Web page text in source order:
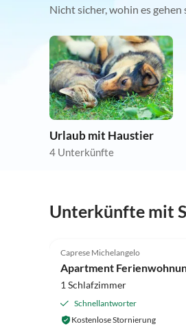
Nicht sicher, wohin es
Urlaub mit Haustier
4 Unterkünfte
Unterkünfte mit
Caprese Michelangelo
Apartment
1 Schlafzimmer
Schnellantworter
Kostenlose Stornierung